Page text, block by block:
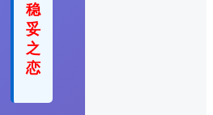
稳
妥
之
恋